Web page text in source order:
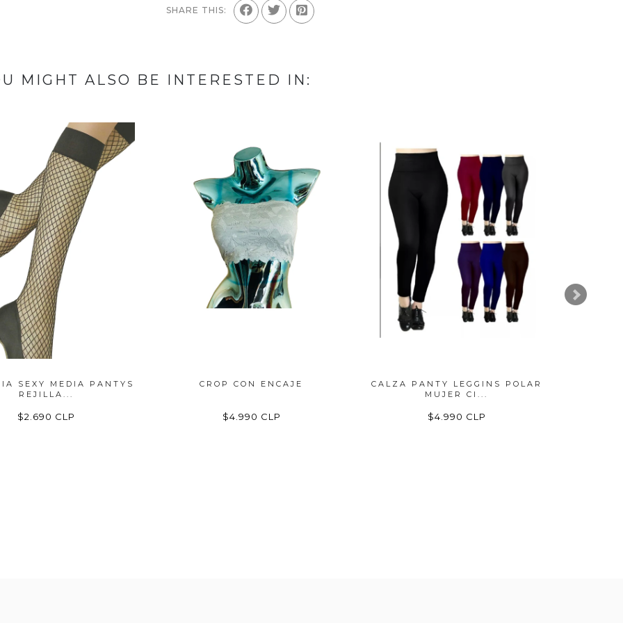
SHARE THIS:
MIGHT ALSO BE INTERESTED IN:
SEXY MEDIA PANTYS
REJILLA...
$2.690 CLP
CROP CON ENCAJE
$4.990 CLP
CALZA PANTY LEGGINS POLAR
MUJER CI...
$4.990 CLP